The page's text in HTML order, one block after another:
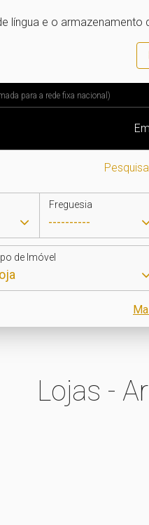
língua e o
para a rede fixa nacional)
Freguesia
de Imóvel
Lojas -